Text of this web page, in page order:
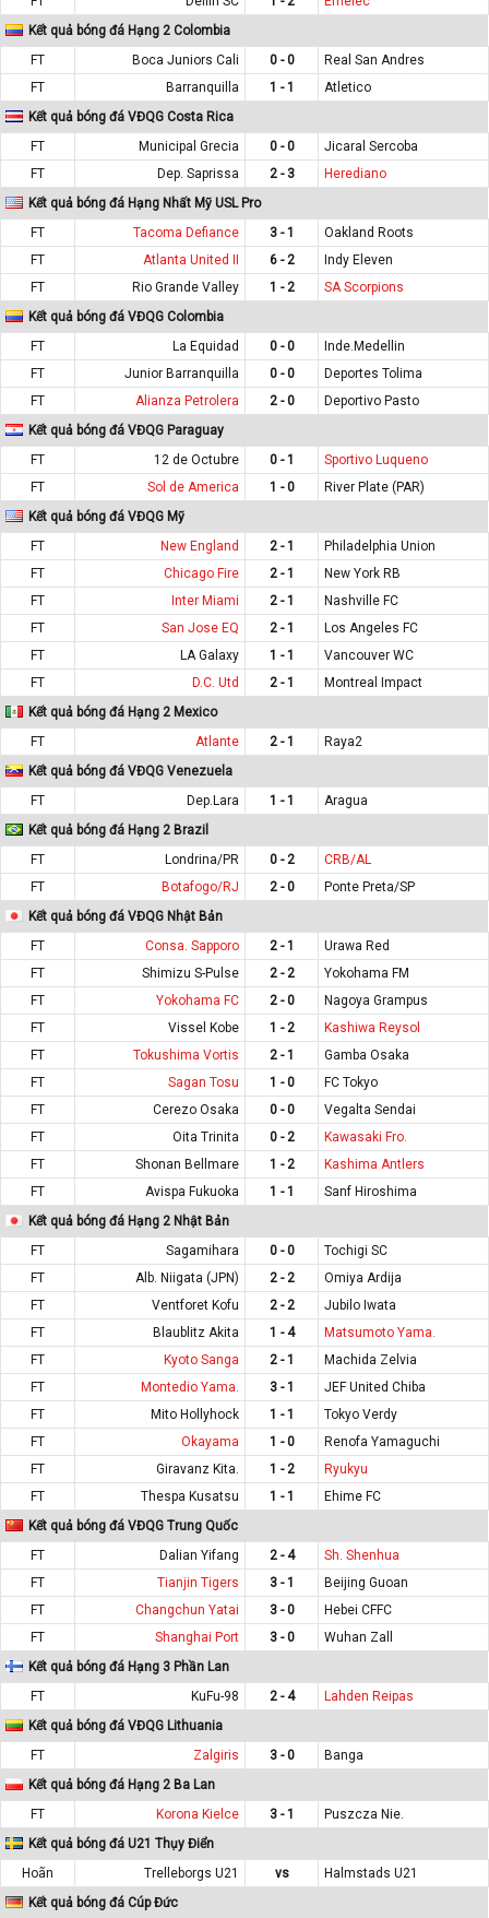
Kết quả bóng đá Hạng 2 Colombia
FT
Boca Juniors Cali 0 - 0
Real San Andres
FT
Barranquilla 1 - 1
Atletico
Kết quả bóng đá VĐQG Costa Rica
FT
Municipal Grecia 0 - 0
Jicaral Sercoba
FT
Dep. Saprissa 2 - 3
Herediano
Kết quả bóng đá Hạng Nhất Mỹ USL Pro
FT
Tacoma Defiance 3 - 1
Oakland Roots
FT
Atlanta United II 6 - 2
Indy Eleven
FT
Rio Grande Valley 1 - 2
SA Scorpions
Kết quả bóng đá VĐQG Colombia
FT
La Equidad 0 - 0
Inde.Medellin
FT
Junior Barranquilla 0 - 0
Deportes Tolima
FT
Alianza Petrolera 2 - 0
Deportivo Pasto
Kết quả bóng đá VĐQG Paraguay
FT
12 de Octubre 0 - 1
Sportivo Luqueno
FT
Sol de America 1 - 0
River Plate (PAR)
Kết quả bóng đá VĐQG Mỹ
FT
New England 2 - 1
Philadelphia Union
FT
Chicago Fire 2 - 1
New York RB
FT
Inter Miami 2 - 1
Nashville FC
FT
San Jose EQ 2 - 1
Los Angeles FC
FT
LA Galaxy 1 - 1
Vancouver WC
FT
D.C. Utd 2 - 1
Montreal Impact
Kết quả bóng đá Hạng 2 Mexico
FT
Atlante 2 - 1
Raya2
Kết quả bóng đá VĐQG Venezuela
FT
Dep.Lara 1 - 1
Aragua
Kết quả bóng đá Hạng 2 Brazil
FT
Londrina/PR 0 - 2
CRB/AL
FT
Botafogo/RJ 2 - 0
Ponte Preta/SP
Kết quả bóng đá VĐQG Nhật Bản
FT
Consa. Sapporo 2 - 1
Urawa Red
FT
Shimizu S-Pulse 2 - 2
Yokohama FM
FT
Yokohama FC 2 - 0
Nagoya Grampus
FT
Vissel Kobe 1 - 2
Kashiwa Reysol
FT
Tokushima Vortis 2 - 1
Gamba Osaka
FT
Sagan Tosu 1 - 0
FC Tokyo
FT
Cerezo Osaka 0 - 0
Vegalta Sendai
FT
Oita Trinita 0 - 2
Kawasaki Fro.
FT
Shonan Bellmare 1 - 2
Kashima Antlers
FT
Avispa Fukuoka 1 - 1
Sanf Hiroshima
Kết quả bóng đá Hạng 2 Nhật Bản
FT
Sagamihara 0 - 0
Tochigi SC
FT
Alb. Niigata (JPN) 2 - 2
Omiya Ardija
FT
Ventforet Kofu 2 - 2
Jubilo Iwata
FT
Blaublitz Akita 1 - 4
Matsumoto Yama.
FT
Kyoto Sanga 2 - 1
Machida Zelvia
FT
Montedio Yama. 3 - 1
JEF United Chiba
FT
Mito Hollyhock 1 - 1
Tokyo Verdy
FT
Okayama 1 - 0
Renofa Yamaguchi
FT
Giravanz Kita. 1 - 2
Ryukyu
FT
Thespa Kusatsu 1 - 1
Ehime FC
Kết quả bóng đá VĐQG Trung Quốc
FT
Dalian Yifang 2 - 4
Sh. Shenhua
FT
Tianjin Tigers 3 - 1
Beijing Guoan
FT
Changchun Yatai 3 - 0
Hebei CFFC
FT
Shanghai Port 3 - 0
Wuhan Zall
Kết quả bóng đá Hạng 3 Phần Lan
FT
KuFu-98 2 - 4
Lahden Reipas
Kết quả bóng đá VĐQG Lithuania
FT
Zalgiris 3 - 0
Banga
Kết quả bóng đá Hạng 2 Ba Lan
FT
Korona Kielce 3 - 1
Puszcza Nie.
Kết quả bóng đá U21 Thụy Điển
Hoãn
Trelleborgs U21 vs
Halmstads U21
Kết quả bóng đá Cúp Đức